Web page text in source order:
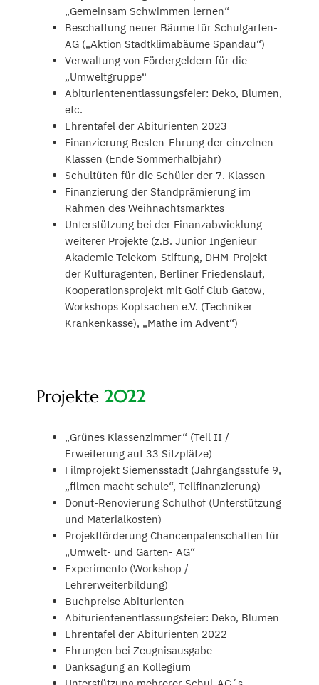
„Gemeinsam Schwimmen lernen“
Beschaffung neuer Bäume für Schulgarten-
AG („Aktion Stadtklimabäume Spandau“)
Verwaltung von Fördergeldern für die
„Umweltgruppe“
Abiturientenentlassungsfeier: Deko, Blumen,
etc.
Ehrentafel der Abiturienten 2023
Finanzierung Besten-Ehrung der einzelnen
Klassen (Ende Sommerhalbjahr)
Schultüten für die Schüler der 7. Klassen
Finanzierung der Standprämierung im
Rahmen des Weihnachtsmarktes
Unterstützung bei der Finanzabwicklung
weiterer Projekte (z.B. Junior Ingenieur
Akademie Telekom-Stiftung, DHM-Projekt
der Kulturagenten, Berliner Friedenslauf,
Kooperationsprojekt mit Golf Club Gatow,
Workshops Kopfsachen e.V. (Techniker
Krankenkasse), „Mathe im Advent“)
Projekte 2022
„Grünes Klassenzimmer“ (Teil II /
Erweiterung auf 33 Sitzplätze)
Filmprojekt Siemensstadt (Jahrgangsstufe 9,
„filmen macht schule“, Teilfinanzierung)
Donut-Renovierung Schulhof (Unterstützung
und Materialkosten)
Projektförderung Chancenpatenschaften für
„Umwelt- und Garten- AG“
Experimento (Workshop /
Lehrerweiterbildung)
Buchpreise Abiturienten
Abiturientenentlassungsfeier: Deko, Blumen
Ehrentafel der Abiturienten 2022
Ehrungen bei Zeugnisausgabe
Danksagung an Kollegium